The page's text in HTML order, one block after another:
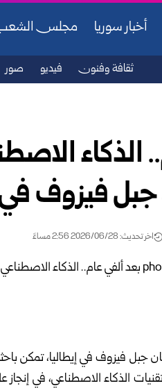
أخبار سوريا مجلس
ثقافة وفنون فيديو صور
الذكاء
فيزوف في
اخر تحديث: 2026/06/28 2:56 مساءً
جبل فيزوف في إيطاليا، تمكن
تقنيات الذكاء الاصطناعي، في